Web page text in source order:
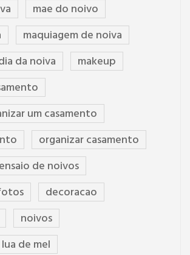
mae do noivo
maquiagem de noiva
da noiva
makeup
um casamento
organizar casamento
ensaio de noivos
decoracao
noivos
de mel